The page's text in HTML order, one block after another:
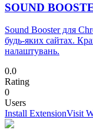
SOUND
Sound Booster для
будь-яких сайтах.
налаштувань.
0.0
Rating
0
Users
Install ExtensionVisit